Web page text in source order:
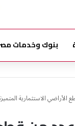
بنوك وخدمات
الاستثمارية المتميزة ب٤ مدن